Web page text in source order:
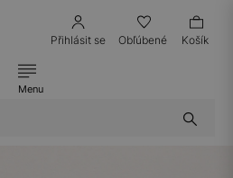
Přihlásit se Obľúbené Košík
Menu